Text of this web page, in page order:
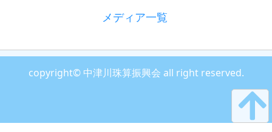
メディア一覧
copyright© 中津川珠算振興会 all right reserved.